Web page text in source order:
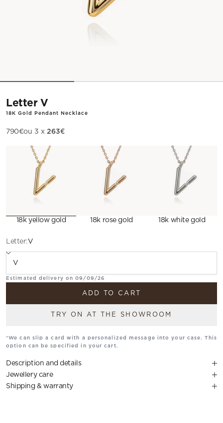
Letter V
18K Gold Pendant Necklace
Sale price
790€ou 3 x263€
18k yellow gold 18k rose gold 18k white gold
Letter:V
Estimated delivery on 09/09/26
ADD TO CART
TRY ON AT THE SHOWROOM
*We can slip a card with a personalized message into your case. This
option can be specified in your cart.
Description and details
Jewellery care
Shipping & warranty